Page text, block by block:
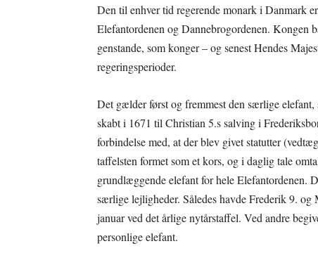
Den til enhver tid regerende monark i Danmark
Elefantordenen og Dannebrogordenen.
genstande, som konger – og senest Hendes
regeringsperioder.
Det gælder først og fremmest den særlige
skabt i 1671 til Christian 5.s salving i
forbindelse med, at der blev givet statutter
taffelsten formet som et kors, og i daglig tale
grundlæggende elefant for hele Elefantordenen.
særlige lejligheder. Således havde Frederik 9.
januar ved det årlige nytårstaffel. Ved andre
personlige elefant.